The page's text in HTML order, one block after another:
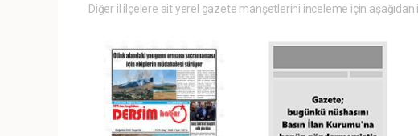
Diğer il ilçelere ait yerel gazete manşetlerini inceleme için aşağıdan